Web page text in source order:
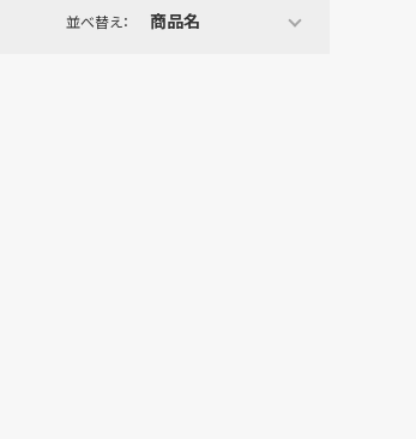
並べ替え： 商品名